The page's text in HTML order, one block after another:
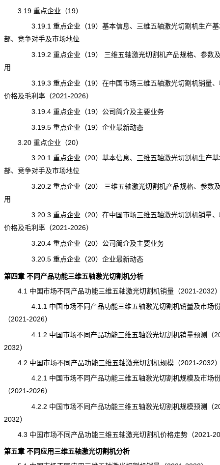
3.19 重点企业（19）
3.19.1 重点企业（19）基本信息、三维五轴激光切割机生产基
部、竞争对手及市场地位
3.19.2 重点企业（19） 三维五轴激光切割机产品规格、参数及
用
3.19.3 重点企业（19）在中国市场三维五轴激光切割机销量、
价格及毛利率（2021-2026）
3.19.4 重点企业（19）公司简介及主要业务
3.19.5 重点企业（19）企业最新动态
3.20 重点企业（20）
3.20.1 重点企业（20）基本信息、三维五轴激光切割机生产基
部、竞争对手及市场地位
3.20.2 重点企业（20） 三维五轴激光切割机产品规格、参数及
用
3.20.3 重点企业（20）在中国市场三维五轴激光切割机销量、
价格及毛利率（2021-2026）
3.20.4 重点企业（20）公司简介及主要业务
3.20.5 重点企业（20）企业最新动态
第四章 不同产品功能三维五轴激光切割机分析
4.1 中国市场不同产品功能三维五轴激光切割机销量（2021-2032
4.1.1 中国市场不同产品功能三维五轴激光切割机销量及市场
（2021-2026）
4.1.2 中国市场不同产品功能三维五轴激光切割机销量预测（
2032）
4.2 中国市场不同产品功能三维五轴激光切割机规模（2021-2032
4.2.1 中国市场不同产品功能三维五轴激光切割机规模及市场
（2021-2026）
4.2.2 中国市场不同产品功能三维五轴激光切割机规模预测（
2032）
4.3 中国市场不同产品功能三维五轴激光切割机价格走势（2021-
第五章 不同应用三维五轴激光切割机分析